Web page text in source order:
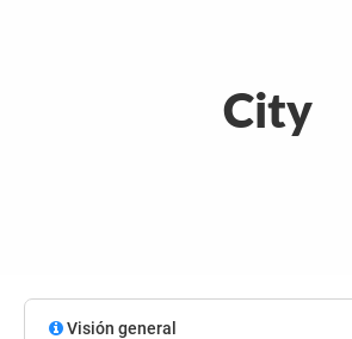
City
Visión general